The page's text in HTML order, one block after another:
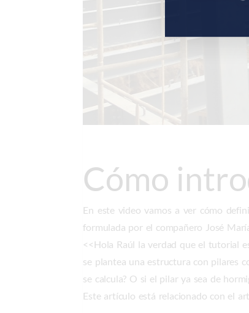
Cómo
En este video vamos a ver cómo
formulada por el compañero José
<<Hola Raúl la verdad que el tutorial
se plantea una estructura con pilares
se calcula? O si el pilar ya sea de
Este artículo está relacionado con el